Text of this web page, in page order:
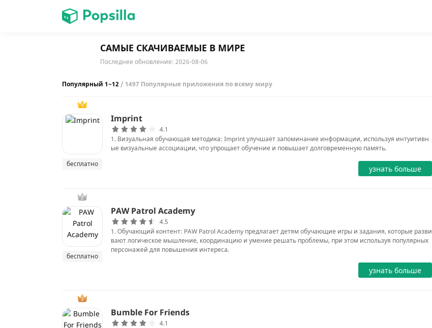
игры
САМЫЕ СКАЧИВАЕМЫЕ В МИРЕ
Последнее обновление: 2026-08-06
Популярный 1~12 / 1497 Популярные приложения по всему миру
1
бесплатно
Imprint
4.1
1. Визуальная обучающая методика: Imprint улучшает запоминание информации, используя интуитивн
ые визуальные ассоциации, что упрощает обучение и повышает долговременную память.
узнать больше
2
бесплатно
PAW Patrol Academy
4.5
1. Обучающий контент: PAW Patrol Academy предлагает детям обучающие игры и задания, которые разви
вают логическое мышление, координацию и умение решать проблемы, при этом используя популярных
персонажей для повышения интереса.
узнать больше
3
Bumble For Friends
4.1